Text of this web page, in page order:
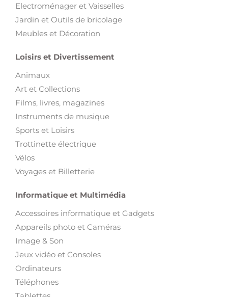
Electroménager et Vaisselles
Jardin et Outils de bricolage
Meubles et Décoration
Loisirs et Divertissement
Animaux
Art et Collections
Films, livres, magazines
Instruments de musique
Sports et Loisirs
Trottinette électrique
Vélos
Voyages et Billetterie
Informatique et Multimédia
Accessoires informatique et Gadgets
Appareils photo et Caméras
Image & Son
Jeux vidéo et Consoles
Ordinateurs
Téléphones